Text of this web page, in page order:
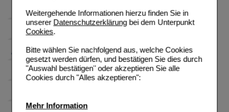
Weitergehende Informationen hierzu finden Sie in
unserer Datenschutzerklärungbei dem Unterpunkt
Cookies.
Bitte wählen Sie nachfolgend aus, welche Cookies
gesetzt werden dürfen, und bestätigen Sie dies durch
"Auswahl bestätigen" oder akzeptieren Sie alle
Cookies durch "Alles akzeptieren":
Mehr Information